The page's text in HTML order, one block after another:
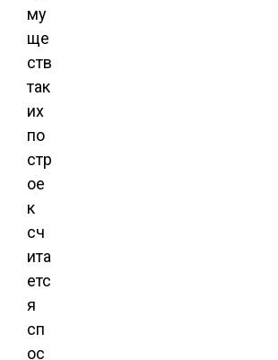
му
ще
ств
так
их
по
стр
ое
к
сч
ита
етс
я
сп
ос